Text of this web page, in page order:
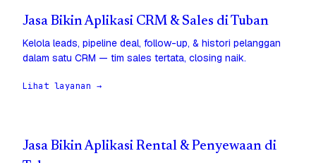
Jasa Bikin Aplikasi CRM & Sales di Tuban
Kelola leads, pipeline deal, follow-up, & histori pelanggan
dalam satu CRM — tim sales tertata, closing naik.
Lihat layanan →
Jasa Bikin Aplikasi Rental & Penyewaan di